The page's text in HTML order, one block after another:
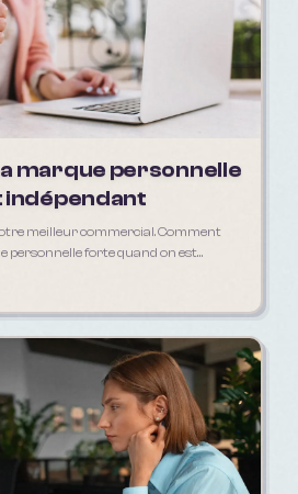
marque personnelle
indépendant
meilleur commercial. Comment
personnelle forte quand on est